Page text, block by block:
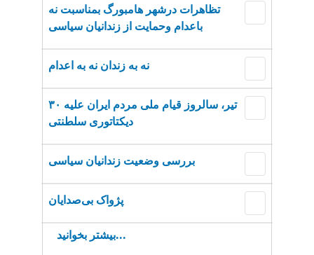
تظاهرات درشهر هامبورگ بمناسبت نه
باعدام وحمایت از زندانیان سیاسی
نه به زندان نه به اعدام
۳۰ تیر، سالروز قیام ملی مردم ایران علیه
دیکتاتوری سلطنتی
بررسی وضعیت زندانیان سیاسی
پژواک بی‌صدایان
بیشتر بخوانید...